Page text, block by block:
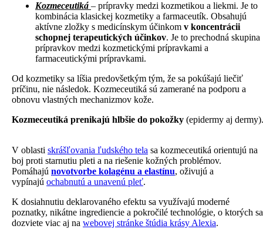
Kozmeceutiká – prípravky medzi kozmetikou a liekmi. Je to
kombinácia klasickej kozmetiky a farmaceutík. Obsahujú
aktívne zložky s medicínskym účinkom v koncentrácii
schopnej terapeutických účinkov. Je to prechodná skupina
prípravkov medzi kozmetickými prípravkami a
farmaceutickými prípravkami.
Od kozmetiky sa líšia predovšetkým tým, že sa pokúšajú liečiť
príčinu, nie následok. Kozmeceutiká sú zamerané na podporu a
obnovu vlastných mechanizmov kože.
Kozmeceutiká prenikajú hlbšie do pokožky (epidermy aj dermy).
V oblasti skrášľovania ľudského tela sa kozmeceutiká orientujú na
boj proti starnutiu pleti a na riešenie kožných problémov.
Pomáhajú novotvorbe kolagénu a elastínu, oživujú a
vypínajú ochabnutú a unavenú pleť. ⁠
K dosiahnutiu deklarovaného efektu sa využívajú moderné
poznatky, nikátne ingrediencie a pokročilé technológie, o ktorých sa
dozviete viac aj na webovej stránke štúdia krásy Alexia.